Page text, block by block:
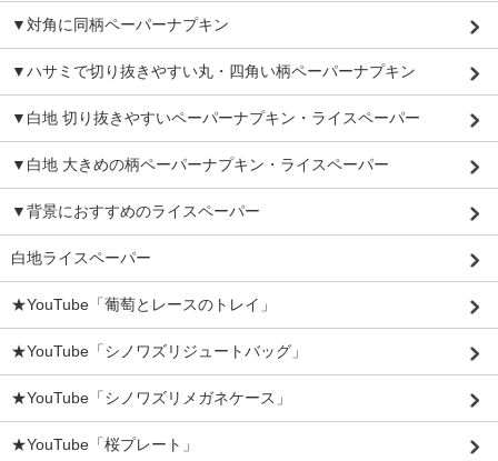
▼対角に同柄ペーパーナプキン
▼ハサミで切り抜きやすい丸・四角い柄ペーパーナプキン
▼白地 切り抜きやすいペーパーナプキン・ライスペーパー
▼白地 大きめの柄ペーパーナプキン・ライスペーパー
▼背景におすすめのライスペーパー
白地ライスペーパー
★YouTube「葡萄とレースのトレイ」
★YouTube「シノワズリジュートバッグ」
★YouTube「シノワズリメガネケース」
★YouTube「桜プレート」